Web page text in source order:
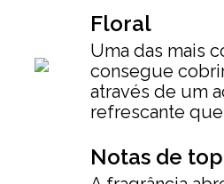
Floral
Uma das mais
consegue
através de um
refrescante
Notas de